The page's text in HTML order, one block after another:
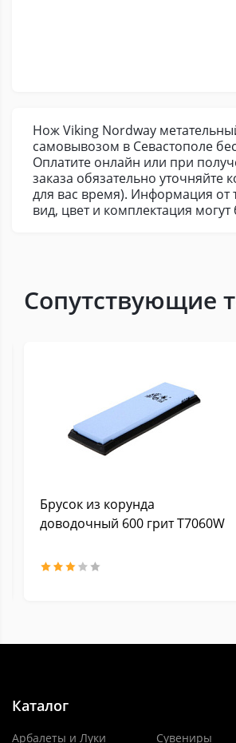
Нож Viking Nordway
самовывозом в Севастополе
Оплатите онлайн или при
заказа обязательно уточняйте
для вас время). Информация от
вид, цвет и комплектация
Сопутствующие
Брусок из корунда
доводочный 600 грит Т7060W
Каталог
Арбалеты и Луки Сувениры